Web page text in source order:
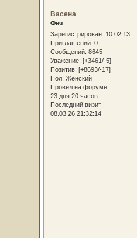
Васена
Фея
Зарегистрирован: 10.02.13
Приглашений: 0
Сообщений: 8645
Уважение: [+3461/-5]
Позитив: [+8693/-17]
Пол: Женский
Провел на форуме:
23 дня 20 часов
Последний визит:
08.03.26 21:32:14